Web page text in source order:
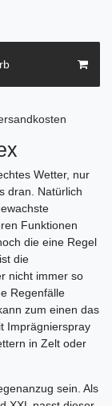
Wetter, nur
dran. Natürlich
Funktionen
die eine Regel
die
nicht immer so
Regenfälle
zum einen das
Imprägnierspray
in Zelt oder
sein. Als